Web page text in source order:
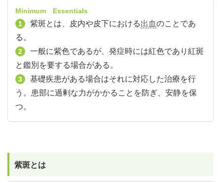
Minimum Essentials
1
紫斑とは、皮内や皮下における出血のことであ
る。
2
一般に紫色であるが、発症時には紅色であり紅斑
と鑑別を要する場合がある。
3
基礎疾患がある場合はそれに対応した治療を行
う。患部に過剰な力がかかることを防ぎ、安静を保
つ。
紫斑とは